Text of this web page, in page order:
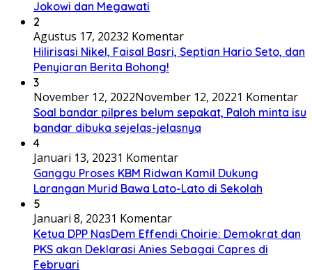
Jokowi dan Megawati
2
Agustus 17, 20232 Komentar
Hilirisasi Nikel, Faisal Basri, Septian Hario Seto, dan
Penyiaran Berita Bohong!
3
November 12, 2022November 12, 20221 Komentar
Soal bandar pilpres belum sepakat, Paloh minta isu
bandar dibuka sejelas-jelasnya
4
Januari 13, 20231 Komentar
Ganggu Proses KBM Ridwan Kamil Dukung
Larangan Murid Bawa Lato-Lato di Sekolah
5
Januari 8, 20231 Komentar
Ketua DPP NasDem Effendi Choirie: Demokrat dan
PKS akan Deklarasi Anies Sebagai Capres di
Februari